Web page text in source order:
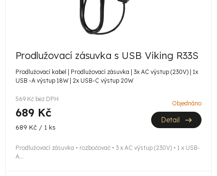
Prodlužovací zásuvka s USB Viking R33S
Prodlužovací kabel | Prodlužovací zásuvka | 3x AC výstup (230V) | 1x
USB -A výstup 18W | 2x USB-C výstup 20W
569 Kč bez DPH
689 Kč
Měrná
689 Kč / 1 ks
Objednáno
Detail
Prodlužovací zásuvka • rozbočovač • 3 x AC výstup (230V) • 1 x USB-
A...